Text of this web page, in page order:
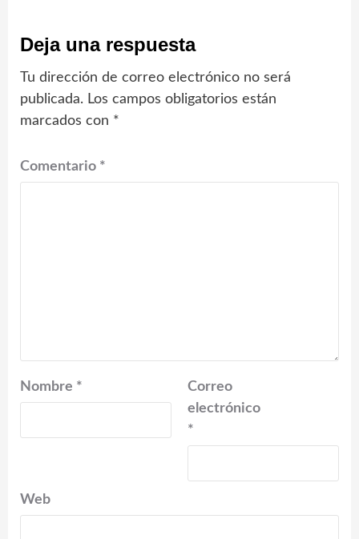
Deja una respuesta
Tu dirección de correo electrónico no será
publicada. Los campos obligatorios están
marcados con *
Comentario *
Nombre *
Correo
electrónico
*
Web